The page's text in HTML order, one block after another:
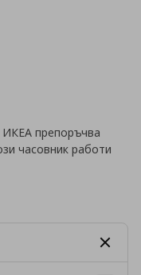
ИКЕА препоръчва
часовник работи